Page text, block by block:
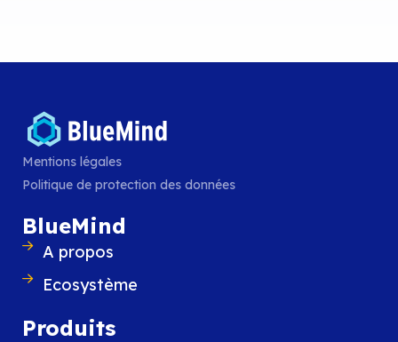
L’implémentation de «
projet en cours de spécification visant à
une date d’expiration dans les emails et
interfaces utilisateurs pour en tenir
Mentions légales
Politique de protection des données
BlueMind
A propos
Ecosystème
Produits